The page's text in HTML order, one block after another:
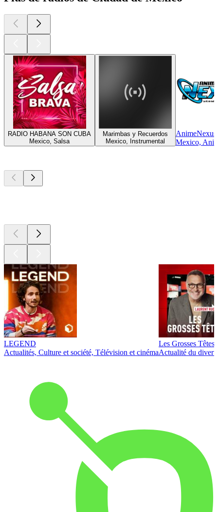
RADIO HABANA SON CUBA
Mexico, Salsa
Marimbas y Recuerdos
Mexico, Instrumental
AnimeNexus
Mexico,
LEGEND
Actualités, Culture et société, Télévision et cinéma
Les Grosses Têtes
Actualité du